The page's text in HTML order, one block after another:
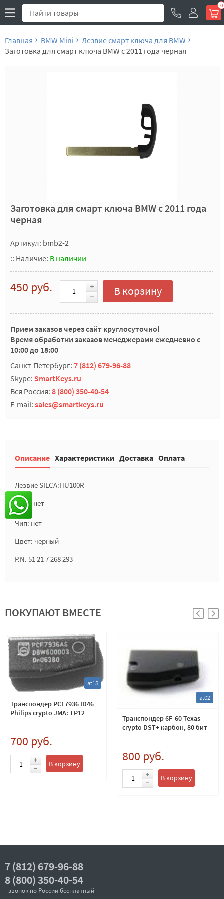
0
Главная BMW Mini
Лезвие смарт ключа для BMW
Заготовка для смарт ключа BMW c 2011 года черная
Заготовка для смарт ключа BMW c 2011 года
черная
Артикул: bmb2-2
:: Наличие: В наличии
450 руб. В корзину
Прием заказов через сайт круглосуточно!
Время обработки заказов менеджерами ежедневно с
10:00 до 18:00
Санкт-Петербург: 7 (812) 679-96-88
Skype: SmartKeys.ru
Вся Россия: 8 (800) 350-40-54
E-mail: sales@smartkeys.ru
Описание Характеристики Доставка Оплата
Лезвие SILCA:HU100R
Лого: нет
Чип: нет
Цвет: черный
P.N. 51 21 7 268 293
ПОКУПАЮТ ВМЕСТЕ
at18
Транспондер PCF7936 ID46
Philips crypto JMA: TP12
700 руб.
В корзину
at02
Транспондер 6F-60 Texas
crypto DST+ карбон, 80 бит
800 руб.
В корзину
7 (812) 679-96-88
8 (800) 350-40-54
- звонок по России бесплатный -